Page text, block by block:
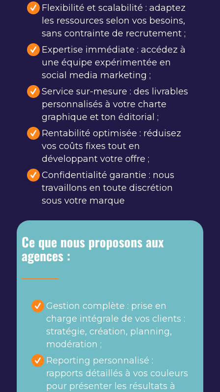
Flexibilité et scalabilité : adaptez
les ressources selon vos besoins,
sans contrainte de recrutement ;
Expertise immédiate : accédez à
une équipe expérimentée en
social media marketing ;
Service sur-mesure : des livrables
personnalisés à votre charte
graphique et ton éditorial ;
Rentabilité optimisée : réduisez
vos coûts fixes tout en
développant votre offre ;
Confidentialité garantie : nous
travaillons en toute discrétion
sous votre marque
Ce que nous proposons aux
agences :
Gestion complète : prise en
charge intégrale de vos clients :
stratégie, création, planning,
modération ;
Reporting personnalisé :
rapports détaillés à vos couleurs
pour présenter les résultats à